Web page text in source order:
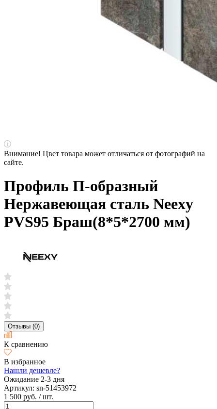
Внимание! Цвет товара может отличаться от фотографий на
сайте.
Профиль П-образный
Нержавеющая сталь Neexy
PVS95 Браш(8*5*2700 мм)
Отзывы (0)
К сравнению
В избранное
Нашли дешевле?
Ожидание 2-3 дня
Артикул: sn-51453972
1 500 руб. / шт.